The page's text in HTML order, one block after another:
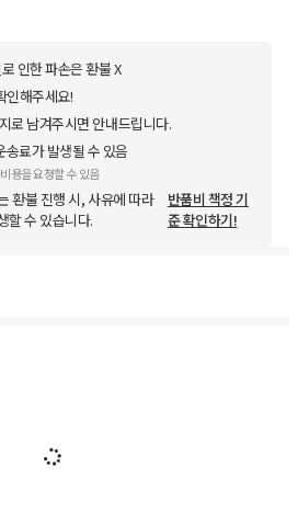
인한 파손은 환불 X
인해주세요!
로 남겨주시면 안내드립니다.
료가 발생될 수 있음
용을 요청할 수 있음
환불 진행 시, 사유에 따라
할 수 있습니다.
반품비 책정 기
준 확인하기!